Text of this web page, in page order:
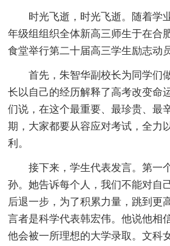
时光飞逝，时光飞逝。随着学业
年级组组织全体新高三师生于在合
食堂举行第二十届高三学生励志动
首先，朱智华副校长为同学们
长以自己的经历解释了高考改变命
们说，在这个最重要、最珍贵、最
期，大家都要从容应对考试，全力
利。
接下来，学生代表发言。第一
孙。她告诉每个人，我们不能对自
后退一步，为了积累力量，跳到更
言者是科学代表韩宏伟。他说他相
他会被一所理想的大学录取。文科